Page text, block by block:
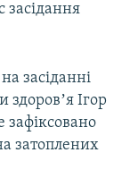
засідання
засіданні
здоровʼя Ігор
зафіксовано
затоплених